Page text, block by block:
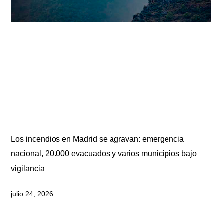
Los incendios en Madrid se agravan: emergencia
nacional, 20.000 evacuados y varios municipios bajo
vigilancia
julio 24, 2026